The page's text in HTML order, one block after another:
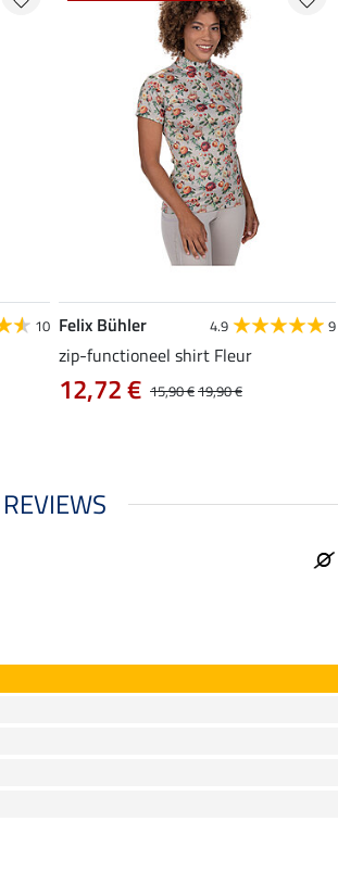
10 Felix Bühler 4.9 9
zip-functioneel shirt Fleur
15,90 €19,90 €
12,72 €
REVIEWS